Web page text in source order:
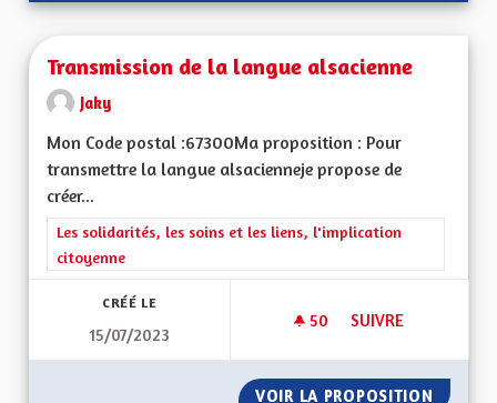
Transmission de la langue alsacienne
Jaky
Mon Code postal :67300Ma proposition : Pour
transmettre la langue alsacienneje propose de
créer...
Filtrer les résultats de la catégorie : Les solidarités, les soins
Les solidarités, les soins et les liens, l'implication
citoyenne
CRÉÉ LE
15/07/2023
50 50 ABONNÉS
SUIVRE
VOIR LA PROPOSITION